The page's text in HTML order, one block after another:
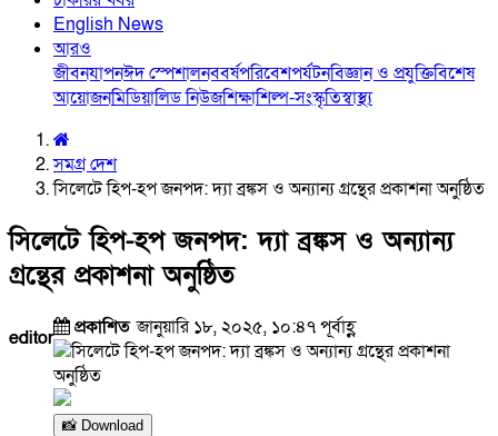
English News
আরও
জীবনযাপনঈদ স্পেশালনববর্ষপরিবেশপর্যটনবিজ্ঞান ও প্রযুক্তিবিশেষ
আয়োজনমিডিয়ালিড নিউজশিক্ষাশিল্প-সংস্কৃতিস্বাস্থ্য
সমগ্র দেশ
সিলেটে হিপ-হপ জনপদ: দ্যা ব্রঙ্কস ও অন্যান্য গ্রন্থের প্রকাশনা অনুষ্ঠিত
সিলেটে হিপ-হপ জনপদ: দ্যা ব্রঙ্কস ও অন্যান্য
গ্রন্থের প্রকাশনা অনুষ্ঠিত
editor প্রকাশিতজানুয়ারি ১৮, ২০২৫, ১০:৪৭ পূর্বাহ্ণ
📸 Download